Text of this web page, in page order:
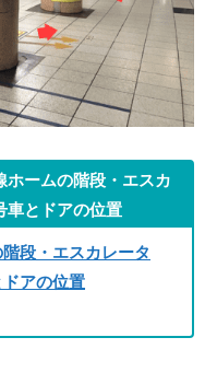
ホームの階段・エスカ
車とドアの位置
段・エスカレータ
アの位置